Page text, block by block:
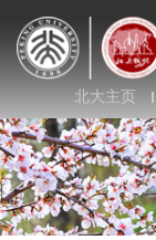
北大主页